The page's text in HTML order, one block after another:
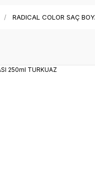
RADICAL COLOR SAÇ